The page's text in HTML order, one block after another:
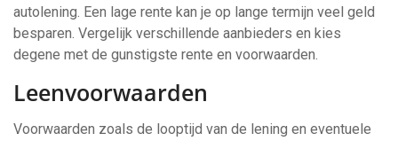
autolening. Een lage rente kan je op lange termijn veel geld
besparen. Vergelijk verschillende aanbieders en kies
degene met de gunstigste rente en voorwaarden.
Leenvoorwaarden
Voorwaarden zoals de looptijd van de lening en eventuele